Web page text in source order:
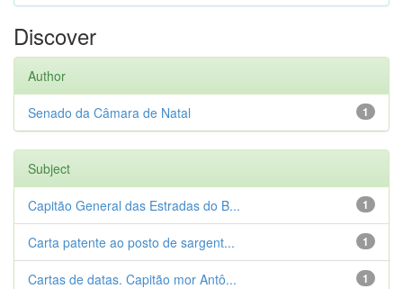
Discover
Author
1
Senado da Câmara de Natal
Subject
1
Capitão General das Estradas do B...
1
Carta patente ao posto de sargent...
1
Cartas de datas. Capitão mor Antô...